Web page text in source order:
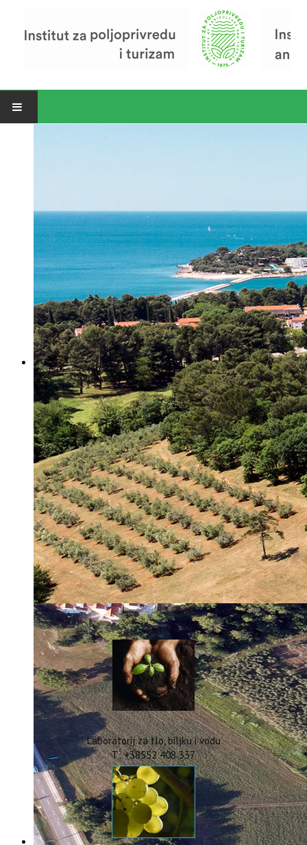
Zavod za poljoprivredu i prehranu
Zavod za ekonomiku i razvoj poljoprivrede
Zavod za turizam
Pokusno poljoprivredno imanje
Zaposlenici
Euraxess
Misija i vizija
Upravno Vijeće
Rad Upravnog vijeća
Znanstveno Vijeće
Rad Znanstvenog vijeća
Etičko povjerenstvo
Etički kodeks
Financiranje
Proračun
Potpore
PROGRAMSKO FINANCIRANJE
Izvještavanje po uredbi
Projekti Instituta
Dialogue4Tourism
REVIVE
WASTEREDUCE
MITOMED+
WINTERMED
CASTWATER
INHERIT
CONSUMLESS PLUS
IstraOILFest
ARHIVA PROJEKATA
IstraECOinclusive
Izdavačka djelatnost
Izbor u znanstvena zvanja
Dokumenti
Statut
Strategija
CIP
Pravo na pristup informacijama
Zaštita osobnih podataka
Godišnji izvještaj
Javna nabava
Natječaji za radna mjesta
Zakonodavni okvir
Laboratorij za tlo, biljku i vodu
T: +38552 408 337